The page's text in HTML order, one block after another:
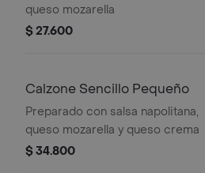
queso mozarella
$ 27.600
Calzone Sencillo Pequeño
Preparado con salsa napolitana,
queso mozarella y queso crema
$ 34.800